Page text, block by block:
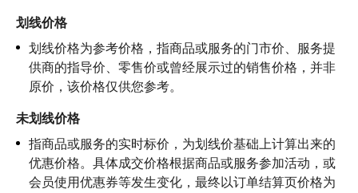
划线价格
划线价格为参考价格，指商品或服务的门市价、服务提
供商的指导价、零售价或曾经展示过的销售价格，并非
原价，该价格仅供您参考。
未划线价格
指商品或服务的实时标价，为划线价基础上计算出来的
优惠价格。具体成交价格根据商品或服务参加活动，或
会员使用优惠券等发生变化，最终以订单结算页价格为